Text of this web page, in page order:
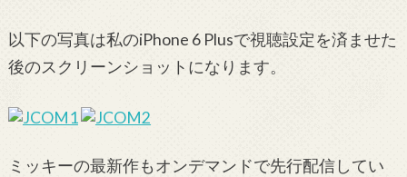
以下の写真は私のiPhone 6 Plusで視聴設定を済ませた
後のスクリーンショットになります。
ミッキーの最新作もオンデマンドで先行配信してい